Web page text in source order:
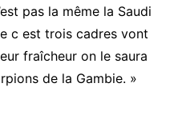
pas la même la Saudi
c est trois cadres vont
fraîcheur on le saura
de la Gambie. »